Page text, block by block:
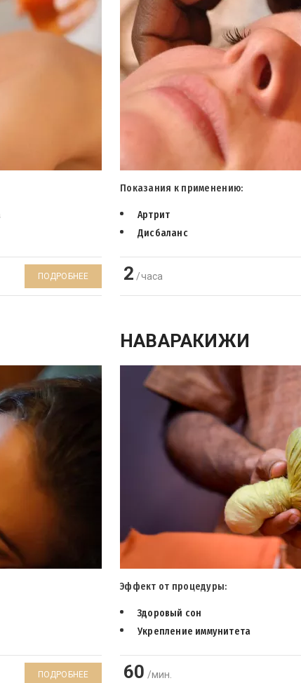
ПОДРОБНЕЕ
Показания к применению:
Артрит
Дисбаланс
2 /часа
ПОДРОБНЕЕ
НАВАРАКИЖИ
Эффект от процедуры:
Здоровый сон
Укрепление иммунитета
60 /мин.